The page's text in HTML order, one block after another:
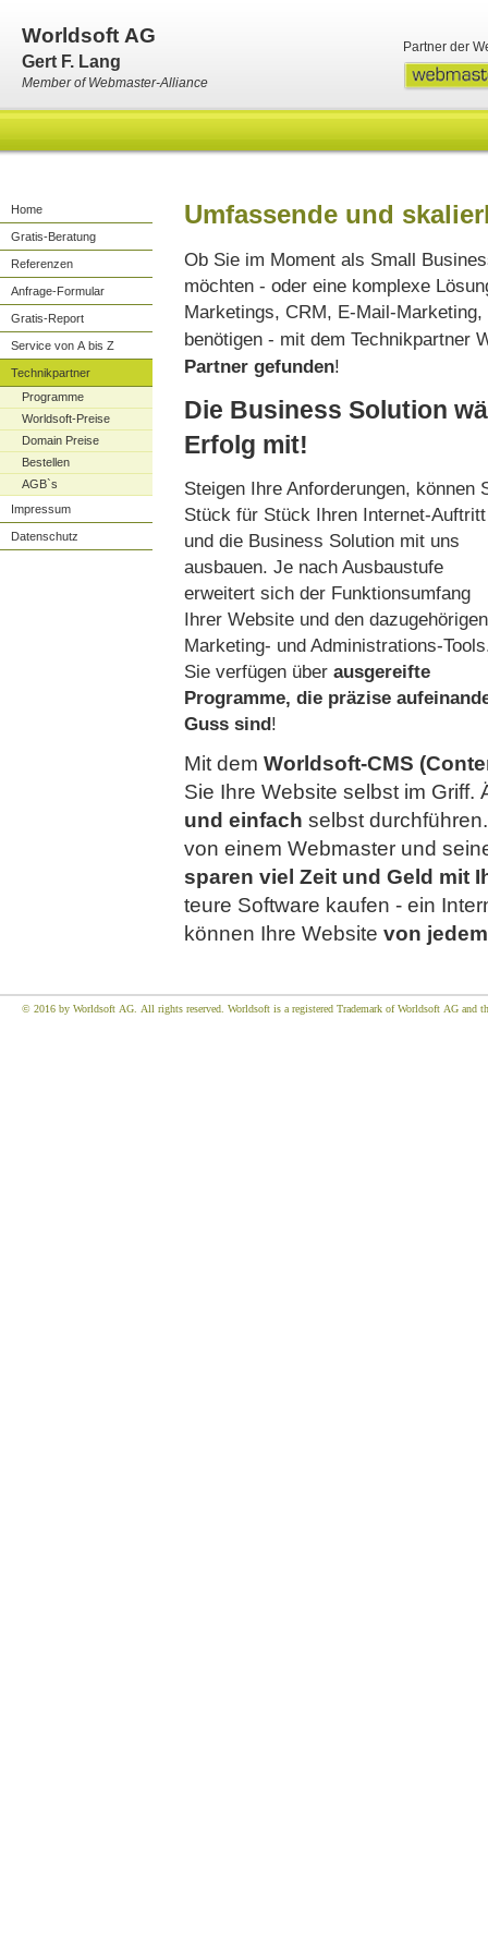
Worldsoft AG
Gert F. Lang
Member of Webmaster-Alliance
Partner der
Home
Gratis-Beratung
Referenzen
Anfrage-Formular
Gratis-Report
Service von A bis Z
Technikpartner
Programme
Worldsoft-Preise
Domain Preise
Bestellen
AGB`s
Impressum
Datenschutz
Umfassende und
Ob Sie im Moment als Small
möchten - oder eine komplexe
Marketings, CRM, E-Mail-
benötigen - mit dem Technikpartner
Partner gefunden!
Die Business Solution
Erfolg mit!
Steigen Ihre Anforderungen, können
Stück für Stück Ihren Internet-Auftritt
und die Business Solution mit uns
ausbauen. Je nach Ausbaustufe
erweitert sich der Funktionsumfang
Ihrer Website und den dazugehörigen
Marketing- und Administrations-
Sie verfügen über ausgereifte
Programme, die präzise
Guss sind!
Mit dem Worldsoft-CMS
Sie Ihre Website selbst im
und einfach selbst
von einem Webmaster und
sparen viel Zeit und Geld mit
teure Software kaufen - ein
können Ihre Website von
© 2016 by Worldsoft AG. All rights reserved. Worldsoft is a registered Trademark of Worldsoft AG and